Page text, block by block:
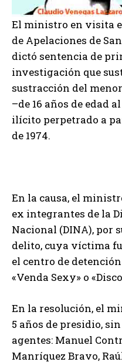
El ministro en visita
de Apelaciones de
dictó sentencia de
investigación que
sustracción del
–de 16 años de edad
ilícito perpetrado a
de 1974.
En la causa, el
ex integrantes de la
Nacional (DINA), por
delito, cuya víctima
el centro de
«Venda Sexy» o
En la resolución, el
5 años de presidio,
agentes: Manuel
Manríquez Bravo,